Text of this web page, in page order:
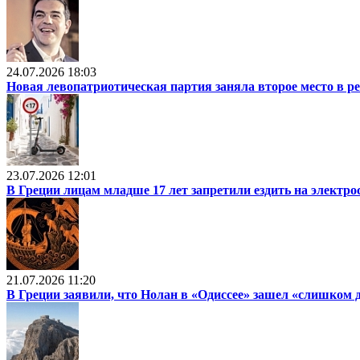
24.07.2026 18:03
Новая левопатриотическая партия заняла второе место в
23.07.2026 12:01
В Греции лицам младше 17 лет запретили ездить на
21.07.2026 11:20
В Греции заявили, что Нолан в «Одиссее» зашел «слишком